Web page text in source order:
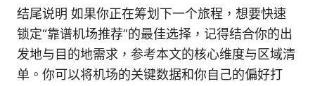
结尾说明 如果你正在筹划下一个旅程，想要快速
锁定“靠谱机场推荐”的最佳选择，记得结合你的出
发地与目的地需求，参考本文的核心维度与区域清
单。你可以将机场的关键数据和你自己的偏好打